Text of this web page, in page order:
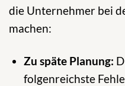
die Unternehmer bei
machen:
Zu späte Planung:
folgenreichste